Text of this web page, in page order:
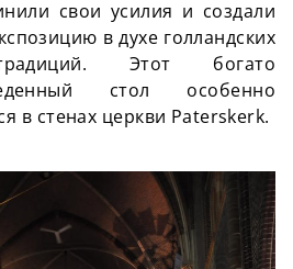
свои усилия и создали
в духе голландских
Этот богато
стол особенно
в стенах церкви Paterskerk.